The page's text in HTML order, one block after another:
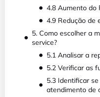
4.8 Aumento do
4.9 Redução de
5. Como escolher a
service?
5.1 Analisar a
5.2 Verificar as
5.3 Identificar
atendimento de